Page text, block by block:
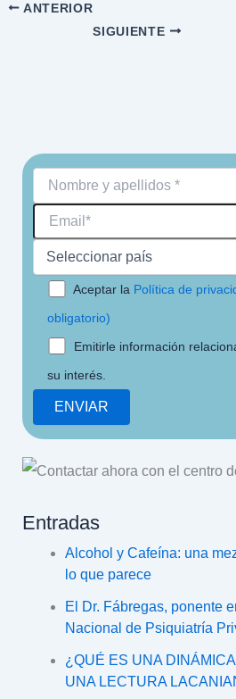
ANTERIOR
SIGUIENTE
Aceptar la Política de
obligatorio)
Emitirle información
su interés.
Entradas
Alcohol y Cafeína: una
lo que parece
El Dr. Fábregas, ponente
Nacional de Psiquiatría
¿QUÉ ES UNA
UNA LECTURA